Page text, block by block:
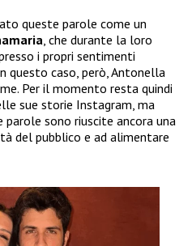
queste parole come un
, che durante la loro
i propri sentimenti
questo caso, però, Antonella
Per il momento resta quindi
sue storie Instagram, ma
parole sono riuscite ancora una
del pubblico e ad alimentare